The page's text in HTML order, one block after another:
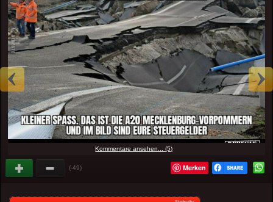
Kommentare ansehen... (5)
(-49) Merken